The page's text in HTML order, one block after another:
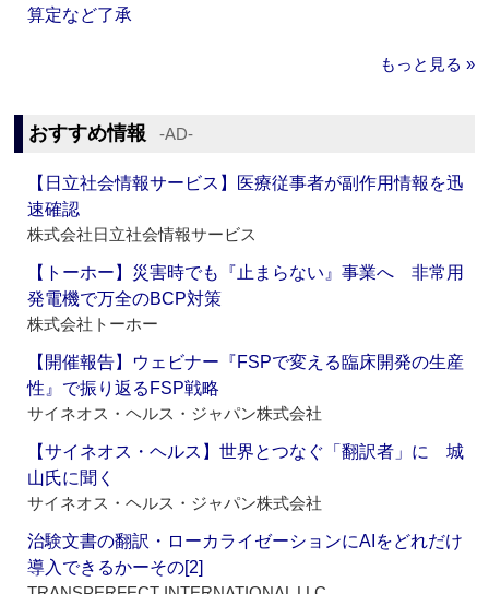
算定など了承
もっと見る »
おすすめ情報 ‐AD‐
【日立社会情報サービス】医療従事者が副作用情報を迅
速確認
株式会社日立社会情報サービス
【トーホー】災害時でも『止まらない』事業へ 非常用
発電機で万全のBCP対策
株式会社トーホー
【開催報告】ウェビナー『FSPで変える臨床開発の生産
性』で振り返るFSP戦略
サイネオス・ヘルス・ジャパン株式会社
【サイネオス・ヘルス】世界とつなぐ「翻訳者」に 城
山氏に聞く
サイネオス・ヘルス・ジャパン株式会社
治験文書の翻訳・ローカライゼーションにAIをどれだけ
導入できるかーその[2]